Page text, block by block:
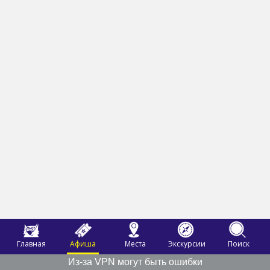
Главная Афиша Места Экскурсии
Поиск
Из-за VPN могут быть ошибки